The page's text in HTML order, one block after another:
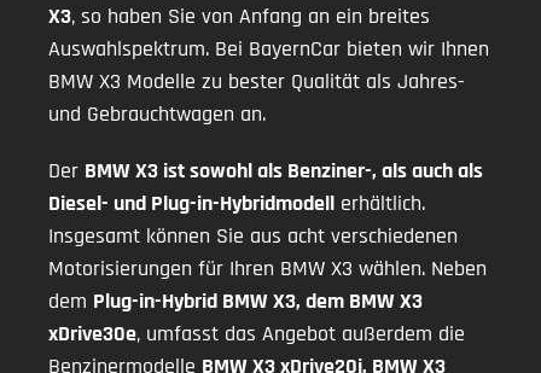
X3, so haben Sie von Anfang an ein breites
Auswahlspektrum. Bei BayernCar bieten wir Ihnen
BMW X3 Modelle zu bester Qualität als Jahres-
und Gebrauchtwagen an.
Der BMW X3 ist sowohl als Benziner-, als auch als
Diesel- und Plug-in-Hybridmodell erhältlich.
Insgesamt können Sie aus acht verschiedenen
Motorisierungen für Ihren BMW X3 wählen. Neben
dem Plug-in-Hybrid BMW X3, dem BMW X3
xDrive30e, umfasst das Angebot außerdem die
Benzinermodelle BMW X3 xDrive20i, BMW X3